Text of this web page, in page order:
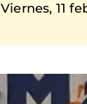
Viernes, 11